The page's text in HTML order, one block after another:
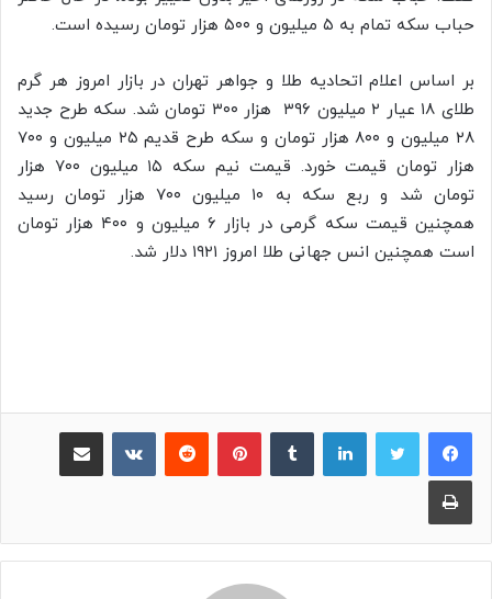
حباب سکه تمام به ۵ میلیون و ۵۰۰ هزار تومان رسیده است.
بر اساس اعلام اتحادیه طلا و جواهر تهران در بازار امروز هر گرم
طلای ۱۸ عیار ۲ میلیون ۳۹۶ هزار ۳۰۰ تومان شد. سکه طرح جدید
۲۸ میلیون و ۸۰۰ هزار تومان و سکه طرح قدیم ۲۵ میلیون و ۷۰۰
هزار تومان قیمت خورد. قیمت نیم سکه ۱۵ میلیون ۷۰۰ هزار
تومان شد و ربع سکه به ۱۰ میلیون ۷۰۰ هزار تومان رسید
همچنین قیمت سکه گرمی در بازار ۶ میلیون و ۴۰۰ هزار تومان
است همچنین انس جهانی طلا امروز ۱۹۲۱ دلار شد.
لینکدین پینترست ‫رددیت
چاپ